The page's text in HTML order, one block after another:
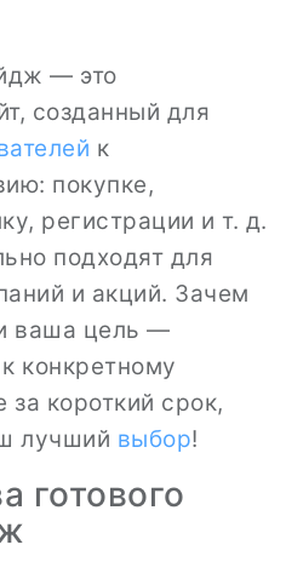
— это
созданный для
к
покупке,
регистрации и т. д.
подходят для
и акций. Зачем
ваша цель —
конкретному
за короткий срок,
лучший выбор!
готового